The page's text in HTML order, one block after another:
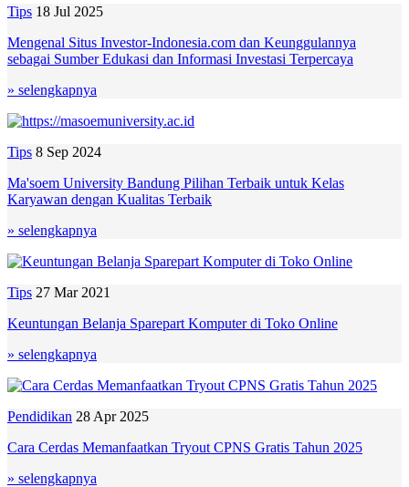
Tips 18 Jul 2025
Mengenal Situs Investor-Indonesia.com dan Keunggulannya
sebagai Sumber Edukasi dan Informasi Investasi Terpercaya
» selengkapnya
Tips 8 Sep 2024
Ma'soem University Bandung Pilihan Terbaik untuk Kelas
Karyawan dengan Kualitas Terbaik
» selengkapnya
Tips 27 Mar 2021
Keuntungan Belanja Sparepart Komputer di Toko Online
» selengkapnya
Pendidikan 28 Apr 2025
Cara Cerdas Memanfaatkan Tryout CPNS Gratis Tahun 2025
» selengkapnya